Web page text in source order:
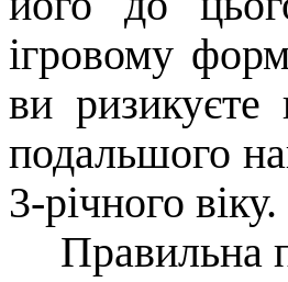
ігровому
ви
подальшого
3-річного віку.
Правильна